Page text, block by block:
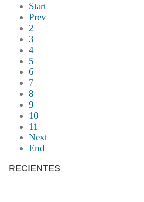
Start
Prev
2
3
4
5
6
7
8
9
10
11
Next
End
RECIENTES